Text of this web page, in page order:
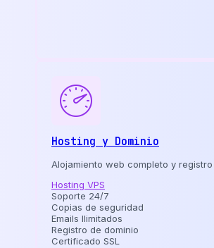
Hosting y Dominio
Alojamiento web completo y
Hosting VPS
Soporte 24/7
Copias de seguridad
Emails Ilimitados
Registro de dominio
Certificado SSL